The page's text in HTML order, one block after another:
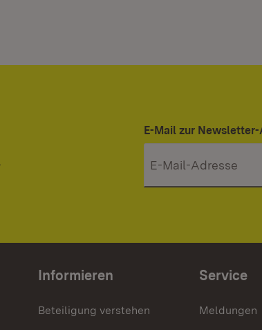
E-Mail zur
Informieren
Beteiligung verstehen
Service
Meldungen